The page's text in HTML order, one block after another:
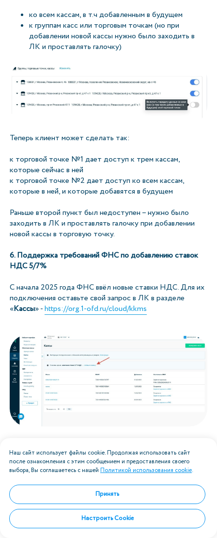
ко всем кассам, в т.ч добавленным в будущем
к группам касс или торговым точкам (но при
добавлении новой кассы нужно было заходить в
ЛК и проставлять галочку)
Теперь клиент может сделать так:
к торговой точке №1 дает доступ к трем кассам,
которые сейчас в ней
к торговой точке №2 дает доступ ко всем кассам,
которые в ней, и которые добавятся в будущем
Раньше второй пункт был недоступен – нужно было
заходить в ЛК и проставлять галочку при добавлении
новой кассы в торговую точку.
6. Поддержка требований ФНС по добавлению ставок
НДС 5/7%
С начала 2025 года ФНС ввёл новые ставки НДС. Для их
подключения оставьте свой запрос в ЛК в разделе
«Кассы» -https://org.1-ofd.ru/cloud/kkms
кассу. После обновления вы сможете пробивать чеки с
новыми ставками.
История изменений в версиях 16.9
- 16.13 программного обеспечения
ОФД
Наш сайт использует файлы cookie. Продолжая использовать сайт
после ознакомления с этим сообщением и предоставления своего
выбора, Вы соглашаетесь с нашей Политикой использования cookie.
Принять
Настроить Cookie